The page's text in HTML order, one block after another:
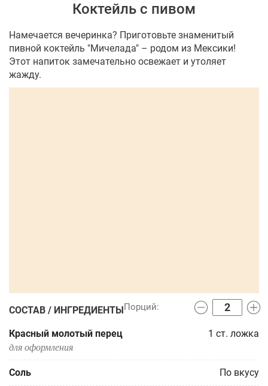
Коктейль с пивом
Намечается вечеринка? Приготовьте знаменитый
пивной коктейль "Мичелада" – родом из Мексики!
Этот напиток замечательно освежает и утоляет
жажду.
СОСТАВ / ИНГРЕДИЕНТЫ
Красный молотый перец 1 ст. ложка
для оформления
Соль По вкусу